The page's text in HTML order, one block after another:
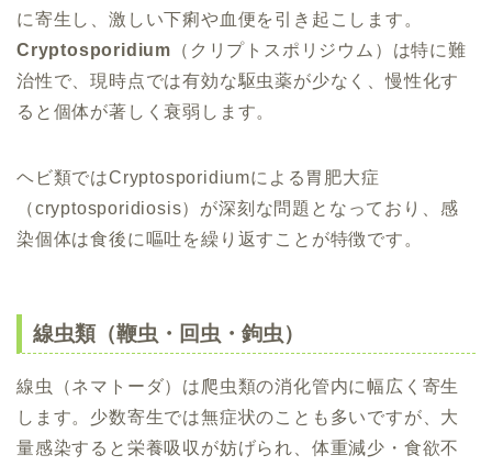
に寄生し、激しい下痢や血便を引き起こします。
Cryptosporidium （クリプトスポリジウム）は特に難
治性で、現時点では有効な駆虫薬が少なく、慢性化す
ると個体が著しく衰弱します。
ヘビ類ではCryptosporidiumによる胃肥大症
（cryptosporidiosis）が深刻な問題となっており、感
染個体は食後に嘔吐を繰り返すことが特徴です。
線虫類（鞭虫・回虫・鉤虫）
線虫（ネマトーダ）は爬虫類の消化管内に幅広く寄生
します。少数寄生では無症状のことも多いですが、大
量感染すると栄養吸収が妨げられ、体重減少・食欲不